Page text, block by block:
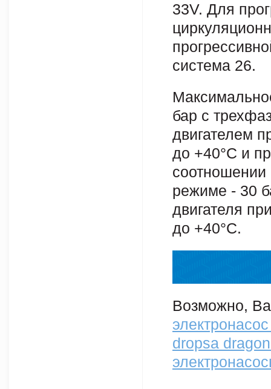
33V. Для
система 26.
бар с
двигателем
до +40°C и
режиме - 30
двигателя
до +40°С.
Возможно,
dropsa